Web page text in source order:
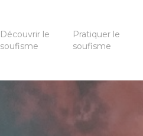
Découvrir le
soufisme
Pratiquer le
soufisme